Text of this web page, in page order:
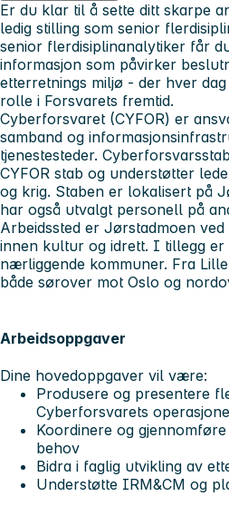
Er du klar til å sette ditt skarpe
ledig stilling som senior
senior flerdisiplinanalytiker får
informasjon som påvirker
etterretnings miljø - der hver
rolle i Forsvarets fremtid.
Cyberforsvaret (CYFOR) er
samband og
tjenestesteder.
CYFOR stab og understøtter
og krig. Staben er lokalisert på
har også utvalgt personell på
Arbeidssted er Jørstadmoen
innen kultur og idrett. I tillegg
nærliggende kommuner. Fra
både sørover mot Oslo og
Arbeidsoppgaver
Dine hovedoppgaver vil være:
Produsere og presentere
Cyberforsvarets
Koordinere og
behov
Bidra i faglig utvikling av
Understøtte IRM&CM og